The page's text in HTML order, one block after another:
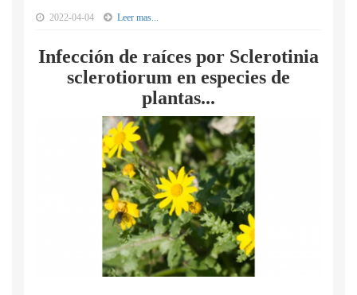
2022-04-04 Leer mas...
Infección de raíces por Sclerotinia
sclerotiorum en especies de
plantas...